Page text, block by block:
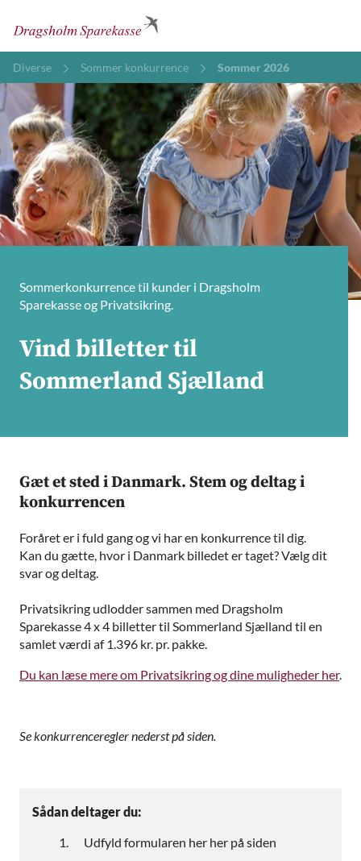
Diverse Sommer konkurrence Sommer 2026
Sommerkonkurrence til kunder i Dragsholm
Sparekasse og Privatsikring.
Vind billetter til
Sommerland Sjælland
Gæt et sted i Danmark. Stem og deltag i
konkurrencen
Foråret er i fuld gang og vi har en konkurrence til dig.
Kan du gætte, hvor i Danmark billedet er taget? Vælg dit
svar og deltag.
Privatsikring udlodder sammen med Dragsholm
Sparekasse 4 x 4 billetter til Sommerland Sjælland til en
samlet værdi af 1.396 kr. pr. pakke.
Du kan læse mere om Privatsikring og dine muligheder her.
Se konkurrenceregler nederst på siden.
Sådan deltager du:
Udfyld formularen her her på siden